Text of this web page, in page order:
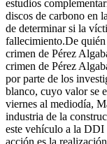
estudios
discos de carbono en
de determinar si la
fallecimiento.De quién
crimen de Pérez
crimen de Pérez
por parte de los
blanco, cuyo valor se
viernes al mediodía,
industria de la
este vehículo a la DDI
acción es la